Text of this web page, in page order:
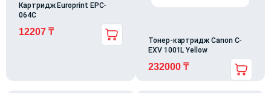
Картридж Europrint EPC-
064C
12207 ₸
Тонер-картридж Canon C-
EXV 1001L Yellow
232000 ₸